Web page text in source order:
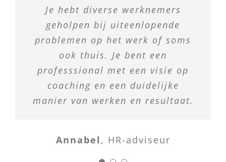
Je hebt diverse werknemers
geholpen bij uiteenlopende
problemen op het werk of soms
ook thuis. Je bent een
professsional met een visie op
coaching en een duidelijke
manier van werken en resultaat.
Annabel , HR-adviseur
Je hebt een aantal medewerkers
van ons geholpen door preventief
met ze aan de slag te gaan,
waardoor uitval is voorkomen.
Wij zijn heel enthousiast over
preventief coachen. Uiteindelijk
zijn de kosten van coaching lager
nieuw personeel.
We zijn heel blij met jouw
persoonlijke en probleemgerichte
aanpak, die succesvol is geweest
bij meerdere van onze
werknemers die overspannen of
burn-out waren geraakt.